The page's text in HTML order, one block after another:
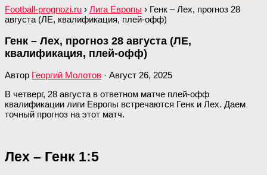
Football-prognozi.ru › Лига Европы › Генк – Лех, прогноз 28
августа (ЛЕ, квалификация, плей-офф)
Генк – Лех, прогноз 28 августа (ЛЕ,
квалификация, плей-офф)
Автор Георгий Молотов · Август 26, 2025
В четверг, 28 августа в ответном матче плей-офф
квалификации лиги Европы встречаются Генк и Лех. Даем
точный прогноз на этот матч.
Лех – Генк 1:5